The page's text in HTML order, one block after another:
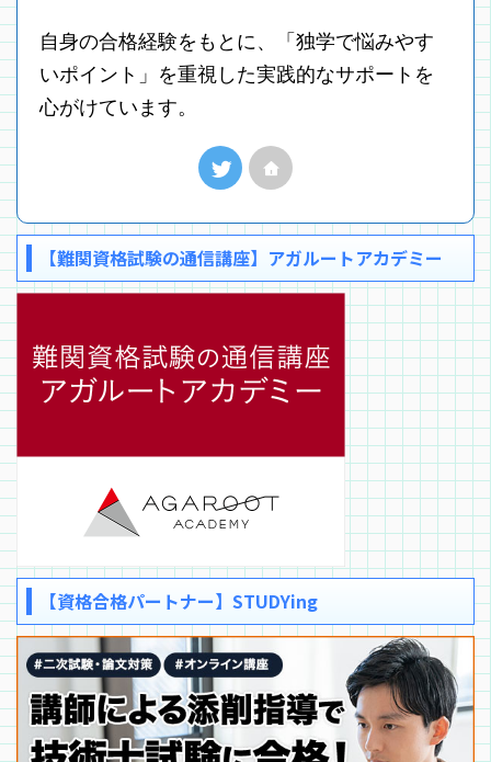
自身の合格経験をもとに、「独学で悩みやす
いポイント」を重視した実践的なサポートを
心がけています。
【難関資格試験の通信講座】アガルートアカデミー
【資格合格パートナー】STUDYing